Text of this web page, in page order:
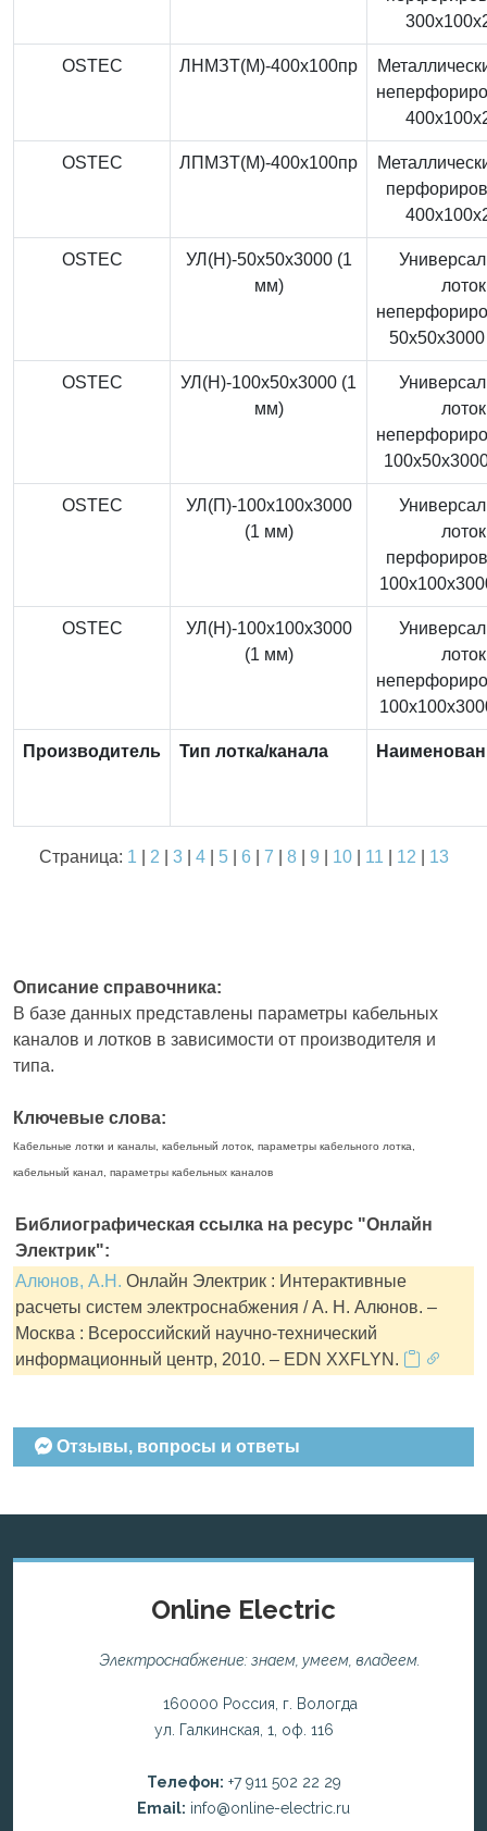
OSTEC ЛНМЗТ(М)-400x100пр
OSTEC ЛПМЗТ(М)-400x100пр
OSTEC
УЛ(Н)-50x50x3000 (1
мм)
лоток
OSTEC
УЛ(Н)-100x50x3000 (1
мм)
лоток
OSTEC
УЛ(П)-100x100x3000
(1 мм)
лоток
OSTEC
УЛ(Н)-100x100x3000
(1 мм)
лоток
Производитель Тип лотка/канала
Страница: 1 2 3| 4| 5| 6 7 8| 9 10| 11 12 13
Описание справочника:
В базе данных представлены параметры кабельных
каналов и лотков в зависимости от производителя и
типа.
Ключевые слова:
Кабельные лотки и каналы, кабельный лоток, параметры кабельного лотка,
кабельный канал, параметры кабельных каналов
Библиографическая ссылка на ресурс "Онлайн
Электрик":
Алюнов, А.Н. Онлайн Электрик : Интерактивные
расчеты систем электроснабжения / А. Н. Алюнов. –
Москва : Всероссийский научно-технический
информационный центр, 2010. – EDN XXFLYN.
Отзывы, вопросы и ответы
Online Electric
Электроснабжение: знаем, умеем, владеем.
160000 Россия, г. Вологда
ул. Галкинская, 1, оф. 116
Телефон: +7 911 502 22 29
Email: info@online-electric.ru